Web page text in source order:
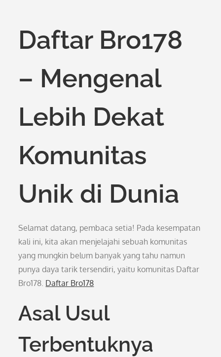
Daftar Bro178
– Mengenal
Lebih Dekat
Komunitas
Unik di Dunia
Selamat datang, pembaca setia! Pada kesempatan
kali ini, kita akan menjelajahi sebuah komunitas
yang mungkin belum banyak yang tahu namun
punya daya tarik tersendiri, yaitu komunitas Daftar
Bro178. Daftar Bro178
Asal Usul
Terbentuknya